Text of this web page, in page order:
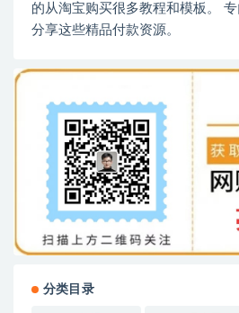
的从淘宝购买很多教程和模板。
分享这些精品付款资源。
分类目录